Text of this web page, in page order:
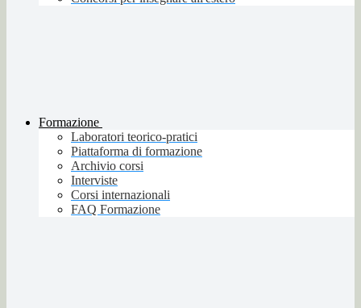
Formazione
Laboratori teorico-pratici
Piattaforma di formazione
Archivio corsi
Interviste
Corsi internazionali
FAQ Formazione